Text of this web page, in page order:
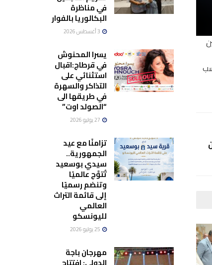
في مناظرة
البكالوريا بالفوار
يسرا المحنوش
في قرطاج:اقبال
استثنائي على
التذاكر والسهرة
في طريقها الى
“الصولد اوت”
تزامنًا مع عيد
الجمهورية..
سيدي بوسعيد
تُتوَّج عالميًا
وتنضم رسميًا
إلى قائمة التراث
العالمي
لليونسكو
مهرجان باجة